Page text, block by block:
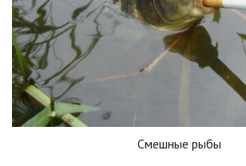
Смешные рыбы